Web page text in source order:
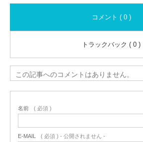
コメント ( 0 )
トラックバック ( 0 )
この記事へのコメントはありません。
名前 ( 必須 )
E-MAIL ( 必須 ) - 公開されません -